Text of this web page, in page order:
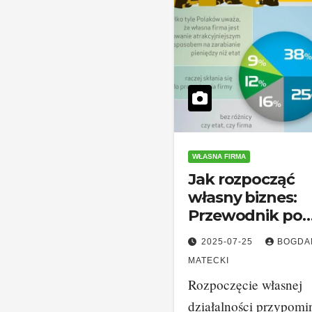
WŁASNA FIRMA
Jak rozpocząć
własny biznes:
Przewodnik po
pierwszych
i rozwoju sukcesu
2025-07-25
MATECKI
Rozpoczęcie własnej
działalności